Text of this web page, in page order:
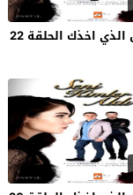
مسلسل من الذي اخذك الحلقة 22